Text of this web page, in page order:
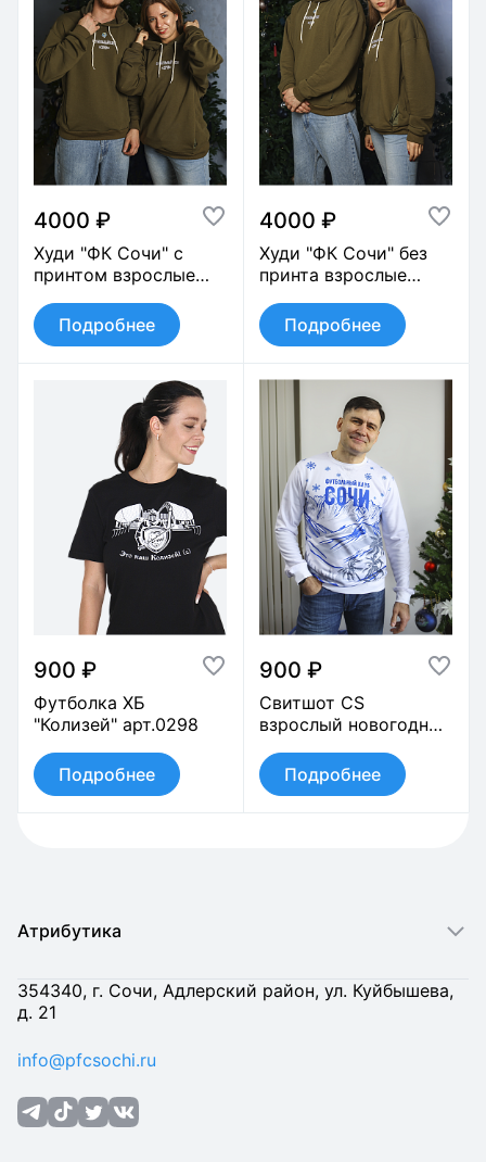
4000 ₽
Худи "ФК Сочи" с
принтом взрослые
Подробнее
4000 ₽
Худи "ФК Сочи" без
принта взрослые
Подробнее
900 ₽
Футболка ХБ
"Колизей" арт.0298
Подробнее
900 ₽
Свитшот CS
взрослый новогодний
Подробнее
Атрибутика
354340, г. Сочи, Адлерский район, ул. Куйбышева,
д. 21
info@pfcsochi.ru